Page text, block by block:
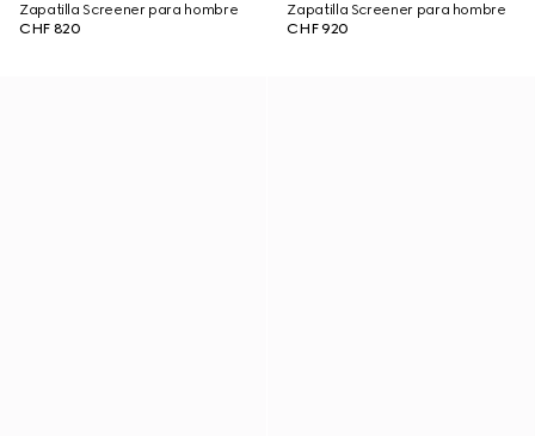
Zapatilla Screener para hombre
CHF 820
Zapatilla Screener para hombre
CHF 920